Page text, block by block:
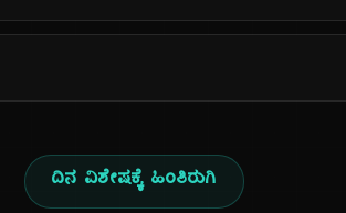
ದಿನ ವಿಶೇಷಕ್ಕೆ ಹಿಂತಿರುಗಿ